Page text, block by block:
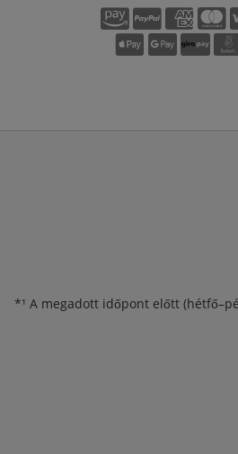
*¹ A megadott időpont előtt